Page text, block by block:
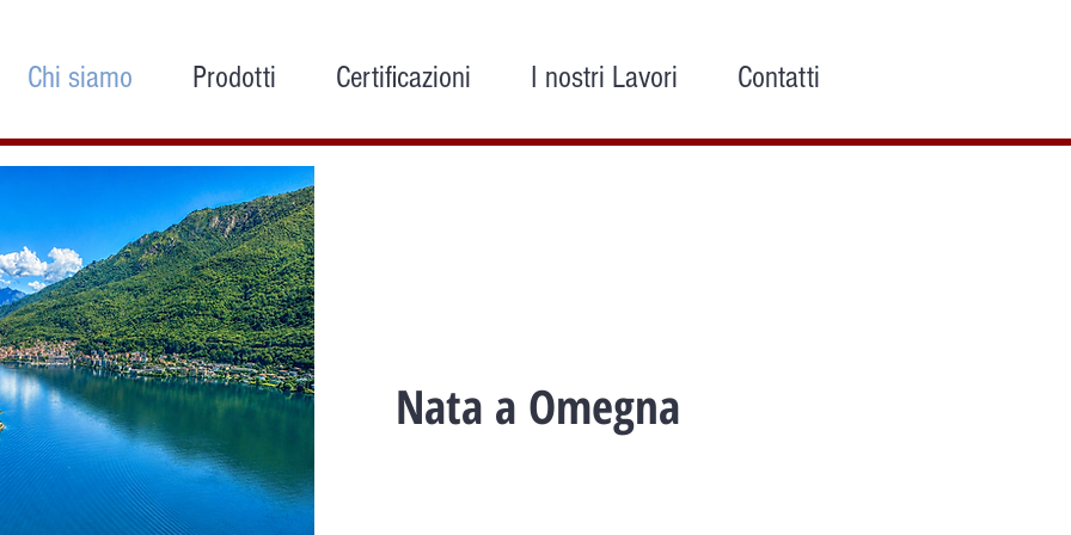
Chi siamo Prodotti Certificazioni I nostri Lavori Contatti
Nata a Omegna